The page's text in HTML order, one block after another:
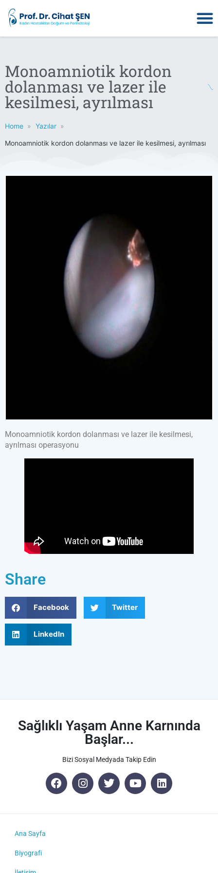
Monoamniotik kordon
dolanması ve lazer ile
kesilmesi, ayrılması
Home Yazılar
Monoamniotik kordon dolanması ve lazer ile kesilmesi, ayrılması
Monoamniotik kordon dolanması ve lazer ile kesilmesi,
ayrılması operasyonu
Share
Facebook Twitter
LinkedIn
Sağlıklı Yaşam Anne Karnında
Başlar...
Bizi Sosyal Medyada Takip Edin
Ana Sayfa
Biyografi